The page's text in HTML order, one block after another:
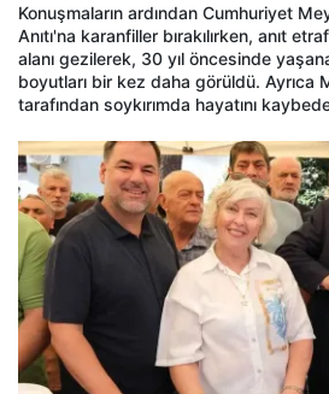
Konuşmaların ardından Cumhuriyet
Anıtı'na karanfiller bırakılırken, anıt
alanı gezilerek, 30 yıl öncesinde
boyutları bir kez daha görüldü. Ayrıca
tarafından soykırımda hayatını